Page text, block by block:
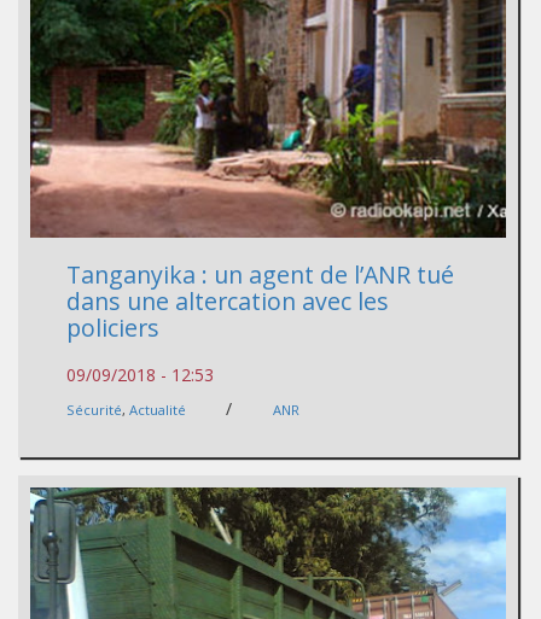
Tanganyika : un agent de l’ANR tué
dans une altercation avec les
policiers
09/09/2018 - 12:53
Sécurité, Actualité / ANR